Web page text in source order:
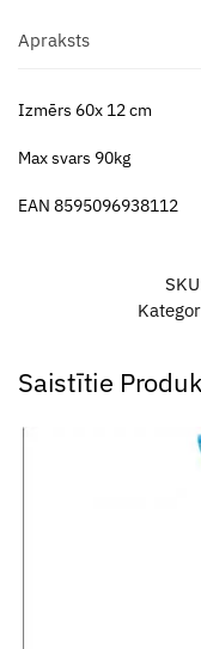
Apraksts
Izmērs 60x 12 cm
Max svars 90kg
EAN 8595096938112
Saistītie